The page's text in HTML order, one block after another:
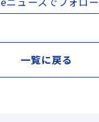
一覧に戻る